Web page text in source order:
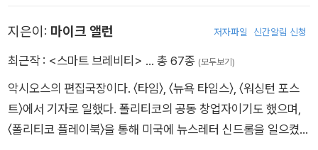
께 일독을 권한다.
한 정보만 정리한 200단어 기사로 명성을 얻었다. 악시오스는 ‘2
018년 세계에서 가장 혁신적인 기업’, ‘2021년 가장 빠르게 성장
다.
지은이: 마이크 앨런 저자파일 신간알림 신청
최근작 : <스마트 브레비티> … 총 67종 (모두보기)
악시오스의 편집국장이다. 〈타임〉, 〈뉴욕 타임스〉, 〈워싱턴 포스
트〉에서 기자로 일했다. 폴리티코의 공동 창업자이기도 했으며,
〈폴리티코 플레이북〉을 통해 미국에 뉴스레터 신드롬을 일으켰